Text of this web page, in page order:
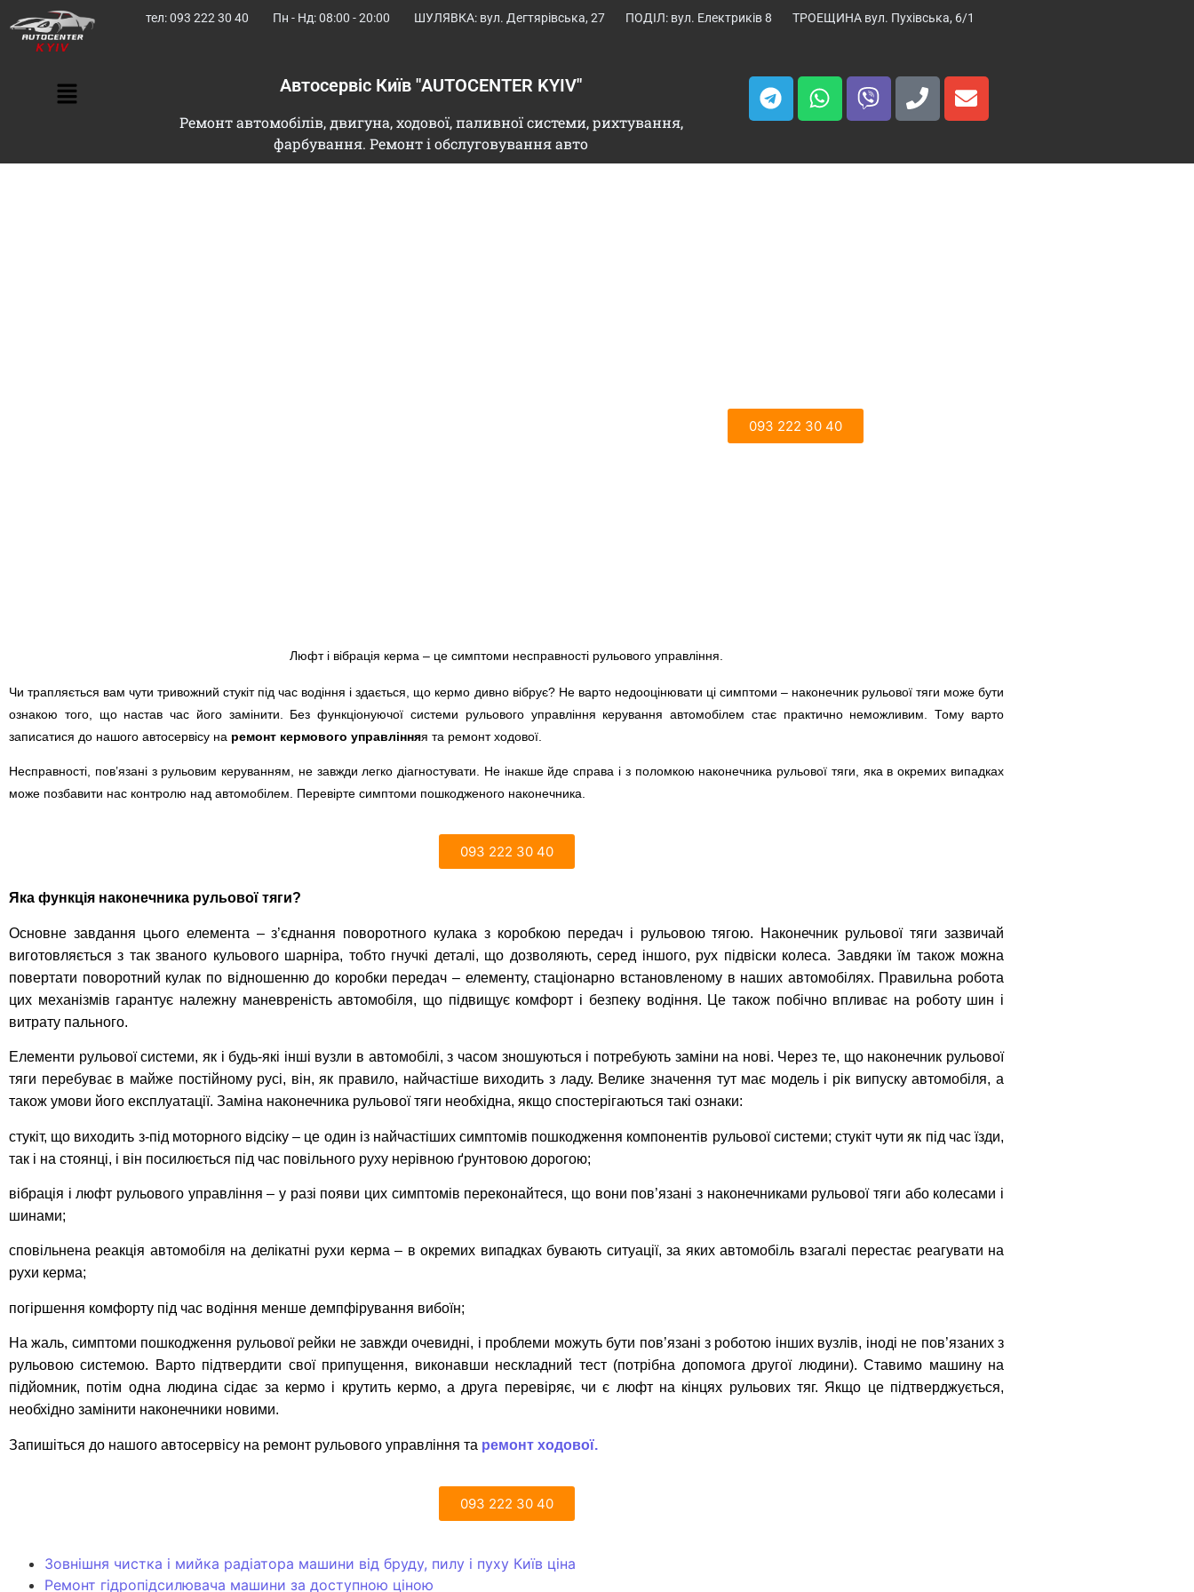
тел: 093 222 30 40 Пн - Нд: 08:00 - 20:00 ШУЛЯВКА: вул. Дегтярівська, 27 ПОДІЛ: вул. Електриків 8 ТРОЕЩИНА вул. Пухівська, 6/1
Автосервіс Київ "AUTOCENTER KYIV"
Ремонт автомобілів, двигуна, ходової, паливної системи, рихтування,
фарбування. Ремонт і обслуговування авто
093 222 30 40
Люфт і вібрація керма – це симптоми несправності рульового управління.
Чи трапляється вам чути тривожний стукіт під час водіння і здається, що кермо дивно вібрує? Не варто недооцінювати ці симптоми – наконечник рульової тяги може бути
ознакою того, що настав час його замінити. Без функціонуючої системи рульового управління керування автомобілем стає практично неможливим. Тому варто
записатися до нашого автосервісу на ремонт кермового управлінняя та ремонт ходової.
Несправності, пов’язані з рульовим керуванням, не завжди легко діагностувати. Не інакше йде справа і з поломкою наконечника рульової тяги, яка в окремих випадках
може позбавити нас контролю над автомобілем. Перевірте симптоми пошкодженого наконечника.
093 222 30 40
Яка функція наконечника рульової тяги?
Основне завдання цього елемента – з’єднання поворотного кулака з коробкою передач і рульовою тягою. Наконечник рульової тяги зазвичай
виготовляється з так званого кульового шарніра, тобто гнучкі деталі, що дозволяють, серед іншого, рух підвіски колеса. Завдяки їм також можна
повертати поворотний кулак по відношенню до коробки передач – елементу, стаціонарно встановленому в наших автомобілях. Правильна робота
цих механізмів гарантує належну маневреність автомобіля, що підвищує комфорт і безпеку водіння. Це також побічно впливає на роботу шин і
витрату пального.
Елементи рульової системи, як і будь-які інші вузли в автомобілі, з часом зношуються і потребують заміни на нові. Через те, що наконечник рульової
тяги перебуває в майже постійному русі, він, як правило, найчастіше виходить з ладу. Велике значення тут має модель і рік випуску автомобіля, а
також умови його експлуатації. Заміна наконечника рульової тяги необхідна, якщо спостерігаються такі ознаки:
стукіт, що виходить з-під моторного відсіку – це один із найчастіших симптомів пошкодження компонентів рульової системи; стукіт чути як під час їзди,
так і на стоянці, і він посилюється під час повільного руху нерівною ґрунтовою дорогою;
вібрація і люфт рульового управління – у разі появи цих симптомів переконайтеся, що вони пов’язані з наконечниками рульової тяги або колесами і
шинами;
сповільнена реакція автомобіля на делікатні рухи керма – в окремих випадках бувають ситуації, за яких автомобіль взагалі перестає реагувати на
рухи керма;
погіршення комфорту під час водіння менше демпфірування вибоїн;
На жаль, симптоми пошкодження рульової рейки не завжди очевидні, і проблеми можуть бути пов’язані з роботою інших вузлів, іноді не пов’язаних з
рульовою системою. Варто підтвердити свої припущення, виконавши нескладний тест (потрібна допомога другої людини). Ставимо машину на
підйомник, потім одна людина сідає за кермо і крутить кермо, а друга перевіряє, чи є люфт на кінцях рульових тяг. Якщо це підтверджується,
необхідно замінити наконечники новими.
Запишіться до нашого автосервісу на ремонт рульового управління та ремонт ходової.
093 222 30 40
Зовнішня чистка і мийка радіатора машини від бруду, пилу і пуху Київ ціна
Ремонт гідропідсилювача машини за доступною ціною